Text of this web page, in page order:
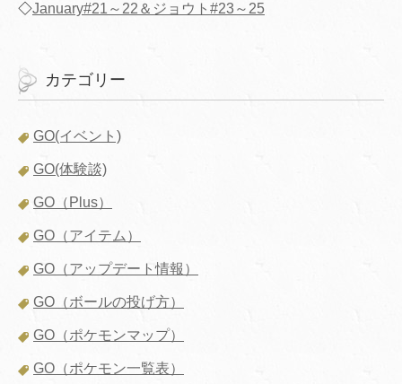
◇January#21～22＆ジョウト#23～25
カテゴリー
GO(イベント)
GO(体験談)
GO（Plus）
GO（アイテム）
GO（アップデート情報）
GO（ボールの投げ方）
GO（ポケモンマップ）
GO（ポケモン一覧表）